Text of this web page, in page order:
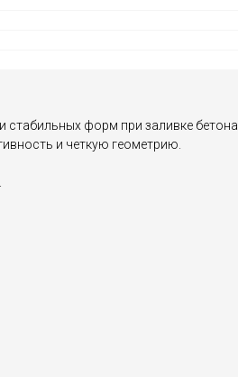
форм при заливке бетона.
и четкую геометрию.